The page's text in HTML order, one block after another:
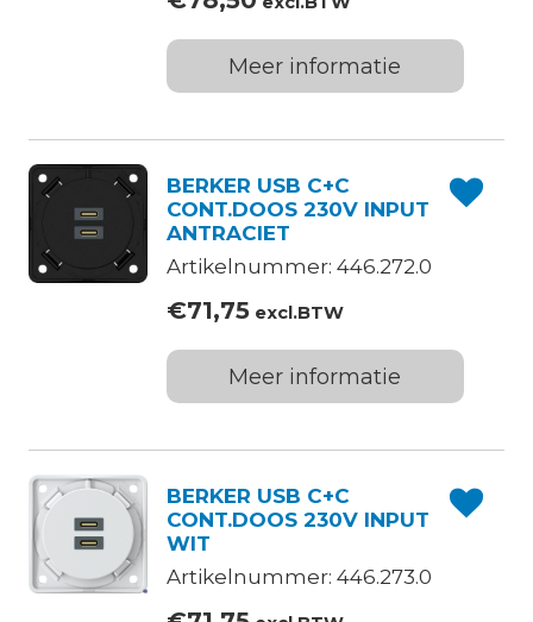
Meer informatie
BERKER USB C+C
CONT.DOOS 230V INPUT
ANTRACIET
Artikelnummer: 446.272.0
€71,75excl.BTW
Meer informatie
BERKER USB C+C
CONT.DOOS 230V INPUT
WIT
Artikelnummer: 446.273.0